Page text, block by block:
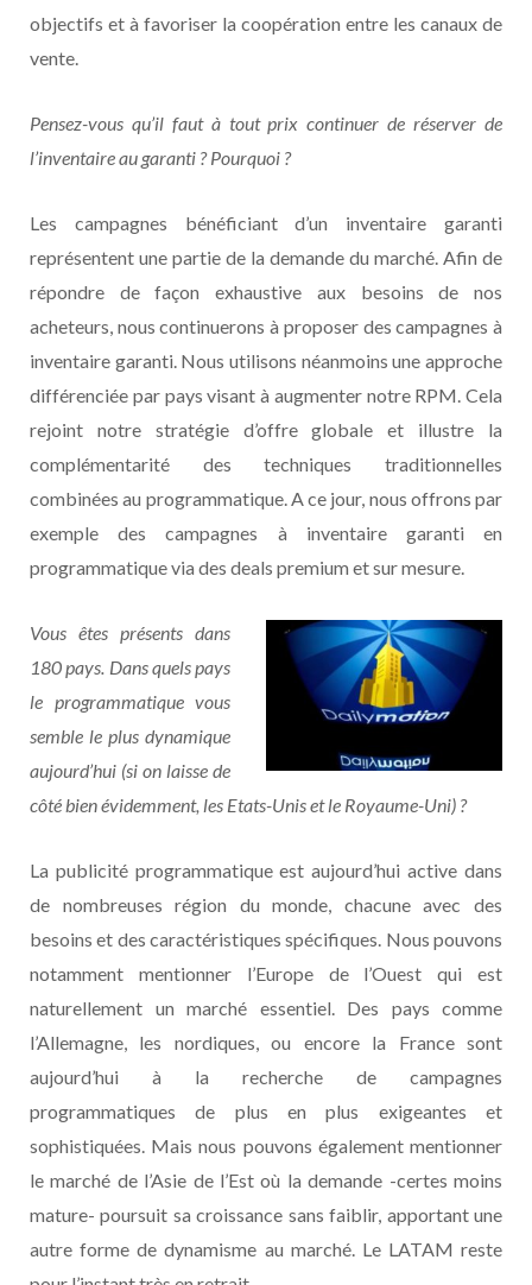
objectifs et à favoriser la coopération entre les canaux de
vente.
Pensez-vous qu’il faut à tout prix continuer de réserver de
l’inventaire au garanti ? Pourquoi ?
Les campagnes bénéficiant d’un inventaire garanti
représentent une partie de la demande du marché. Afin de
répondre de façon exhaustive aux besoins de nos
acheteurs, nous continuerons à proposer des campagnes à
inventaire garanti. Nous utilisons néanmoins une approche
différenciée par pays visant à augmenter notre RPM. Cela
rejoint notre stratégie d’offre globale et illustre la
complémentarité des techniques traditionnelles
combinées au programmatique. A ce jour, nous offrons par
exemple des campagnes à inventaire garanti en
programmatique via des deals premium et sur mesure.
Vous êtes présents dans
180 pays. Dans quels pays
le programmatique vous
semble le plus dynamique
aujourd’hui (si on laisse de
côté bien évidemment, les Etats-Unis et le Royaume-Uni) ?
La publicité programmatique est aujourd’hui active dans
de nombreuses région du monde, chacune avec des
besoins et des caractéristiques spécifiques. Nous pouvons
notamment mentionner l’Europe de l’Ouest qui est
naturellement un marché essentiel. Des pays comme
l’Allemagne, les nordiques, ou encore la France sont
aujourd’hui à la recherche de campagnes
programmatiques de plus en plus exigeantes et
sophistiquées. Mais nous pouvons également mentionner
le marché de l’Asie de l’Est où la demande -certes moins
mature- poursuit sa croissance sans faiblir, apportant une
autre forme de dynamisme au marché. Le LATAM reste